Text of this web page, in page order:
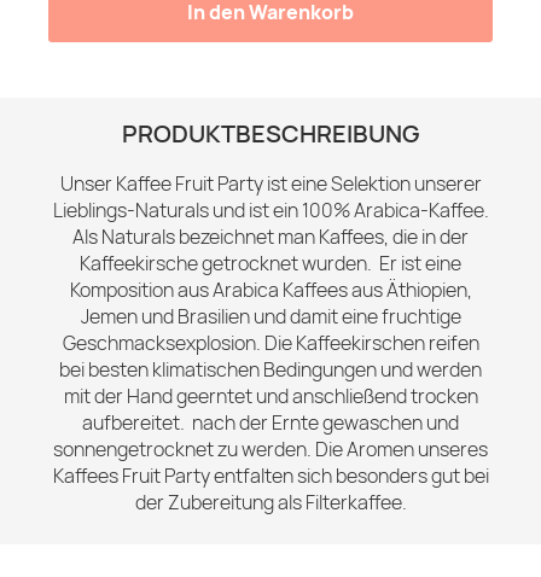
In den Warenkorb
PRODUKTBESCHREIBUNG
Unser Kaffee Fruit Party ist eine Selektion unserer
Lieblings-Naturals und ist ein 100% Arabica-Kaffee.
Als Naturals bezeichnet man Kaffees, die in der
Kaffeekirsche getrocknet wurden. Er ist eine
Komposition aus Arabica Kaffees aus Äthiopien,
Jemen und Brasilien und damit eine fruchtige
Geschmacksexplosion. Die Kaffeekirschen reifen
bei besten klimatischen Bedingungen und werden
mit der Hand geerntet und anschließend trocken
aufbereitet. nach der Ernte gewaschen und
sonnengetrocknet zu werden. Die Aromen unseres
Kaffees Fruit Party entfalten sich besonders gut bei
der Zubereitung als Filterkaffee.